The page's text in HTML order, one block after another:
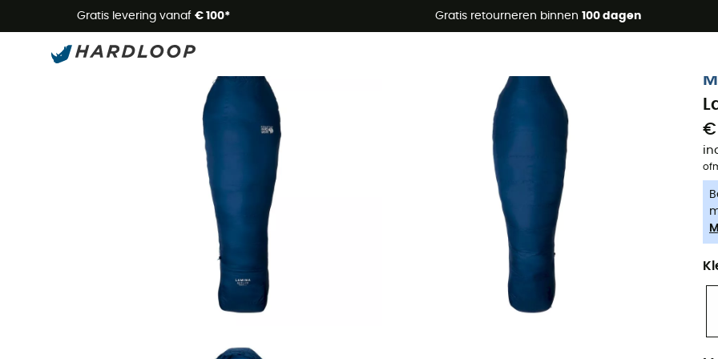
Gratis levering vanaf € 100* Gratis retourneren binnen 100 dagen
Zomeraanbiedingen 🔥 -5% EXTRA vanaf 2 producten* met code
€
of